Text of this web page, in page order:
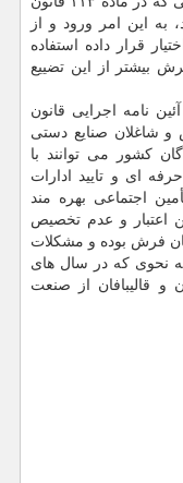
به این امر ورود و از
قرار داده استفاده
بیشتر از این تضییع
نامه اجرایی قانون
و شاغلان صنایع دستی
همه بافندگان کشور می توانند با
ای و تایید ادارات
اجتماعی بهره مند
اعتبار و عدم تخصیص
فرش بوده و مشکلات
به نحوی که در سال های
و قالیبافان از صنعت